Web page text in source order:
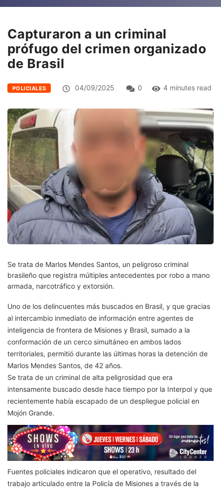
Capturaron a un criminal
prófugo del crimen organizado
de Brasil
POLICIALES 04/09/2025 0 4 minutes read
Se trata de Marlos Mendes Santos, un peligroso criminal
brasileño que registra múltiples antecedentes por robo a mano
armada, narcotráfico y extorsión.
Uno de los delincuentes más buscados en Brasil, y que gracias
al intercambio inmediato de información entre agentes de
inteligencia de frontera de Misiones y Brasil, sumado a la
conformación de un cerco simultáneo en ambos lados
territoriales, permitió durante las últimas horas la detención de
Marlos Mendes Santos, de 42 años.
Se trata de un criminal de alta peligrosidad que era
intensamente buscado desde hace tiempo por la Interpol y que
recientemente había escapado de un despliegue policial en
Mojón Grande.
Fuentes policiales indicaron que el operativo, resultado del
trabajo articulado entre la Policía de Misiones a través de la